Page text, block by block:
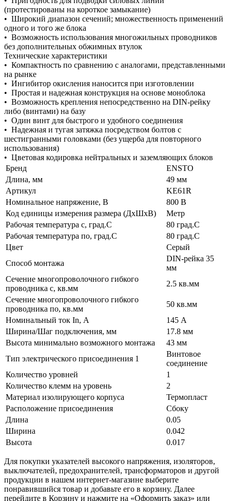
(протестированы на короткое замыкание)
• Широкий диапазон сечений; множественность применений
одного и того же блока
• Возможность использования многожильных проводников
без дополнительных обжимных втулок
Технические характеристики
• Компактность по сравнению с аналогами, представленными
на рынке
• Ингибитор окисления наносится при изготовлении
• Простая и надежная конструкция на основе моноблока
• Возможность крепления непосредственно на DIN-рейку
либо (винтами) на базу
• Один винт для быстрого и удобного соединения
• Надежная и тугая затяжка посредством болтов с
шестигранными головками (без ущерба для повторного
использования)
• Цветовая кодировка нейтральных и заземляющих блоков
Бренд
ENSTO
Длина, мм
49 мм
Артикул
KE61R
Номинальное напряжение, В
800 В
Код единицы измерения размера (ДхШхВ)
Метр
Рабочая температура с, град.C
80 град.C
Рабочая температура по, град.C
80 град.C
Цвет
Серый
Способ монтажа
DIN-рейка 35
мм
Сечение многопроволочного гибкого
проводника с, кв.мм
2.5 кв.мм
Сечение многопроволочного гибкого
проводника по, кв.мм
50 кв.мм
Номинальный ток In, А
145 А
Ширина/Шаг подключения, мм
17.8 мм
Высота минимально возможного монтажа
43 мм
Тип электрического присоединения 1
Винтовое
соединение
Количество уровней
1
Количество клемм на уровень
2
Материал изолирующего корпуса
Термопласт
Расположение присоединения
Сбоку
Длина
0.05
Ширина
0.042
Высота
0.017
Для покупки указателей высокого напряжения, изоляторов,
выключателей, предохранителей, трансформаторов и другой
продукции в нашем интернет-магазине выберите
понравившийся товар и добавьте его в корзину. Далее
перейдите в Корзину и нажмите на «Оформить заказ» или